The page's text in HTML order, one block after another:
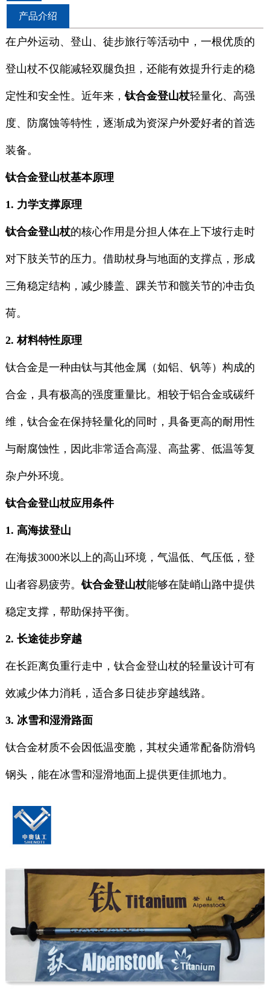
产品介绍
在户外运动、登山、徒步旅行等活动中，一根优质的
登山杖不仅能减轻双腿负担，还能有效提升行走的稳
定性和安全性。近年来，钛合金登山杖轻量化、高强
度、防腐蚀等特性，逐渐成为资深户外爱好者的首选
装备。
钛合金登山杖基本原理
1. 力学支撑原理
钛合金登山杖的核心作用是分担人体在上下坡行走时
对下肢关节的压力。借助杖身与地面的支撑点，形成
三角稳定结构，减少膝盖、踝关节和髋关节的冲击负
荷。
2. 材料特性原理
钛合金是一种由钛与其他金属（如铝、钒等）构成的
合金，具有极高的强度重量比。相较于铝合金或碳纤
维，钛合金在保持轻量化的同时，具备更高的耐用性
与耐腐蚀性，因此非常适合高湿、高盐雾、低温等复
杂户外环境。
钛合金登山杖应用条件
1. 高海拔登山
在海拔3000米以上的高山环境，气温低、气压低，登
山者容易疲劳。钛合金登山杖能够在陡峭山路中提供
稳定支撑，帮助保持平衡。
2. 长途徒步穿越
在长距离负重行走中，钛合金登山杖的轻量设计可有
效减少体力消耗，适合多日徒步穿越线路。
3. 冰雪和湿滑路面
钛合金材质不会因低温变脆，其杖尖通常配备防滑钨
钢头，能在冰雪和湿滑地面上提供更佳抓地力。